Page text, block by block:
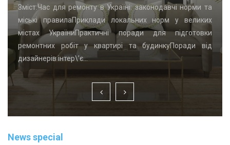
Зміст:Час для ремонту в Україні: законодавчі норми та
міські правилаПриклади локальних норм у великих
містах УкраїниПрактичні поради для підготовки
ремонтних робіт у квартирі та будинкуПоради від
дизайнерів інтер\’є…
News special